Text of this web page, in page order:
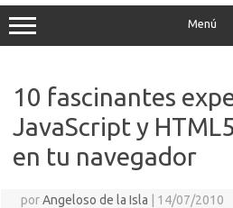
Menú
10 fascinantes
JavaScript y
en tu navegador
porAngeloso de la Isla 14/07/2010